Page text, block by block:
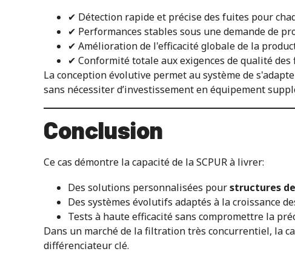
✔ Détection rapide et précise des fuites pour
✔ Performances stables sous une demande de
✔ Amélioration de l'efficacité globale de la
✔ Conformité totale aux exigences de qualité des
La conception évolutive permet au système de
sans nécessiter d’investissement en équipement
Conclusion
Ce cas démontre la capacité de la SCPUR à livrer:
Des solutions personnalisées pourstructures
Des systèmes évolutifs adaptés à la croissance
Tests à haute efficacité sans compromettre la
Dans un marché de la filtration très concurrentiel, la
différenciateur clé.